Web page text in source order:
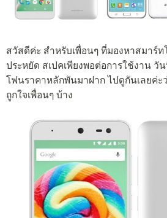
สวัสดีค่ะ สำหรับเพื่อนๆ ที่มองหาสมาร์
ประหยัด สเปคเพียงพอต่อการใช้งาน วั
โฟนราคาหลักพันมาฝาก ไปดูกันเลยค่
ถูกใจเพื่อนๆ บ้าง